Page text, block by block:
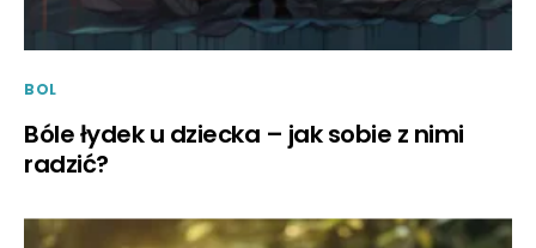
BOL
Bóle łydek u dziecka – jak sobie z nimi
radzić?